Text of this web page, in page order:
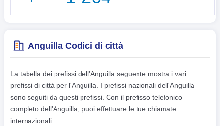
Anguilla Codici di città
La tabella dei prefissi dell'Anguilla seguente mostra i vari
prefissi di città per l'Anguilla. I prefissi nazionali dell'Anguilla
sono seguiti da questi prefissi. Con il prefisso telefonico
completo dell'Anguilla, puoi effettuare le tue chiamate
internazionali.